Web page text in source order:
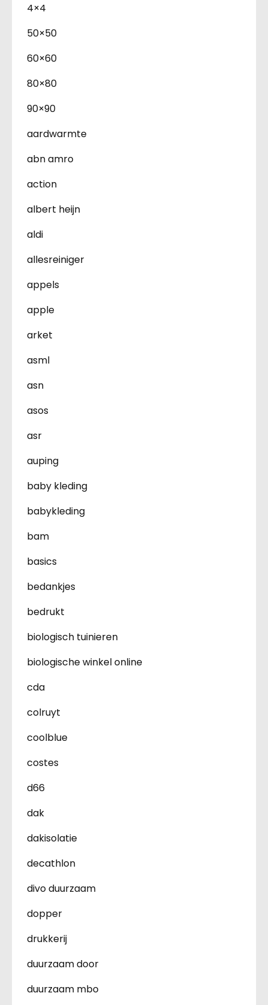
4×4
50×50
60×60
80×80
90×90
aardwarmte
abn amro
action
albert heijn
aldi
allesreiniger
appels
apple
arket
asml
asn
asos
asr
auping
baby kleding
babykleding
bam
basics
bedankjes
bedrukt
biologisch tuinieren
biologische winkel online
cda
colruyt
coolblue
costes
d66
dak
dakisolatie
decathlon
divo duurzaam
dopper
drukkerij
duurzaam door
duurzaam mbo